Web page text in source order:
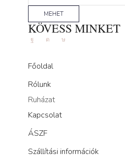
MEHET
KÖVESS MINKET
FacebookInstagram
Tik-
Főoldal
Rólunk
Ruházat
Kapcsolat
ÁSZF
Szállítási információk